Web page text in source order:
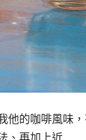
他的咖啡風味